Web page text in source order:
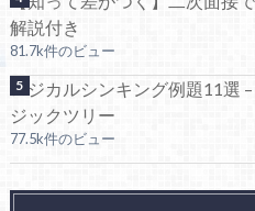
解説付き
81.7k件のビュー
ロジカルシンキング例題11選
ジックツリー
77.5k件のビュー